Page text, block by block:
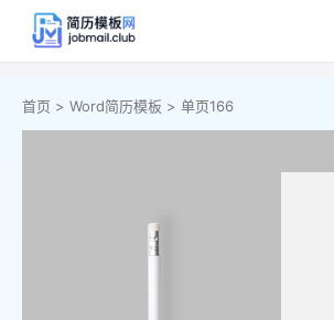
首页 > Word简历模板 > 单页166